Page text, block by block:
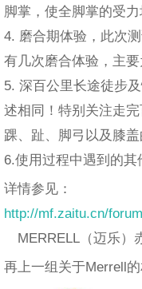
脚掌，使全脚掌的受力
4. 磨合期体验，此次
有几次磨合体验，主要
5. 深百公里长途徒步
述相同！特别关注走完
踝、趾、脚弓以及膝
6.使用过程中遇到的其
详情参见：
http://mf.zaitu.cn/
MERRELL（迈乐）
再上一组关于Merrell的